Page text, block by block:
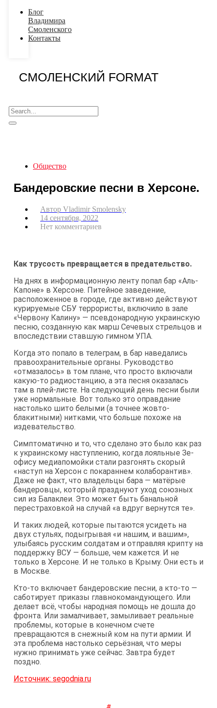
Блог
Владимира
Смоленского
Контакты
СМОЛЕНСКИЙ FORMAT
Общество
Бандеровские песни в Херсоне.
Автор Vladimir Smolensky
14 сентября, 2022
Нет комментариев
Как трусость превращается в предательство.
На днях в информационную ленту попал бар «Аль-
Капоне» в Херсоне. Питейное заведение,
расположенное в городе, где активно действуют
курируемые СБУ террористы, включило в зале
«Червону Калину» — псевдонародную украинскую
песню, созданную как марш Сечевых стрельцов и
впоследствии ставшую гимном УПА.
Когда это попало в телеграм, в бар наведались
правоохранительные органы. Руководство
«отмазалось» в том плане, что просто включали
какую-то радиостанцию, а эта песня оказалась
там в плей-листе. На следующий день песни были
уже нормальные. Вот только это оправдание
настолько шито белыми (а точнее жовто-
блакитными) нитками, что больше похоже на
издевательство.
Симптоматично и то, что сделано это было как раз
к украинскому наступлению, когда лояльные Зе-
офису медиапомойки стали разгонять скорый
«наступ на Херсон с покараннем колаборантив».
Даже не факт, что владельцы бара — матёрые
бандеровцы, который празднуют уход союзных
сил из Балаклеи. Это может быть банальной
перестраховкой на случай «а вдруг вернутся те».
И таких людей, которые пытаются усидеть на
двух стульях, подыгрывая «и нашим, и вашим»,
улыбаясь русским солдатам и отправляя крипту на
поддержку ВСУ — больше, чем кажется. И не
только в Херсоне. И не только в Крыму. Они есть и
в Москве.
Кто-то включает бандеровские песни, а кто-то —
саботирует приказы главнокомандующего. Или
делает всё, чтобы народная помощь не дошла до
фронта. Или замалчивает, замыливает реальные
проблемы, которые в конечном счете
превращаются в снежный ком на пути армии. И
эта проблема настолько серьёзная, что меры
нужно принимать уже сейчас. Завтра будет
поздно.
Источник: segodnia.ru